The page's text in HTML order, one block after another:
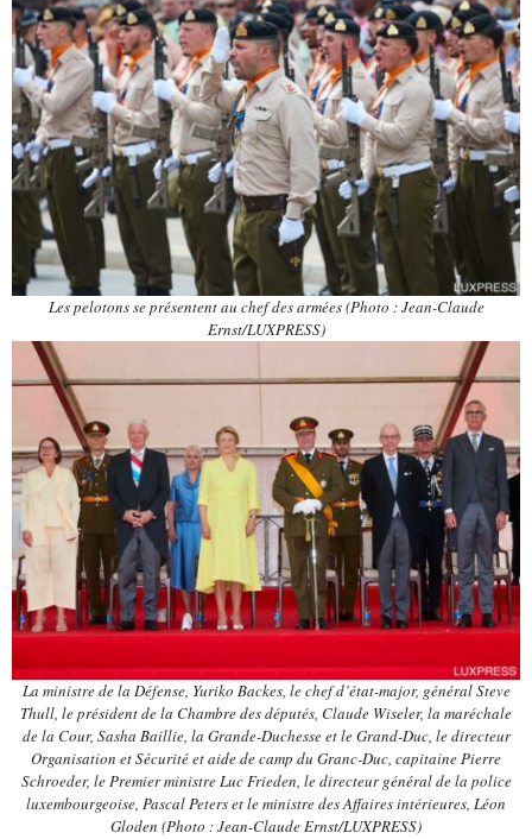
Les pelotons se présentent au chef des armées (Photo : Jean-Claude
Ernst/LUXPRESS)
La ministre de la Défense, Yuriko Backes, le chef d’état-major, général Steve
Thull, le président de la Chambre des députés, Claude Wiseler, la maréchale
de la Cour, Sasha Baillie, la Grande-Duchesse et le Grand-Duc, le directeur
Organisation et Sécurité et aide de camp du Granc-Duc, capitaine Pierre
Schroeder, le Premier ministre Luc Frieden, le directeur général de la police
luxembourgeoise, Pascal Peterset le ministre des Affaires intérieures, Léon
Gloden (Photo : Jean-Claude Ernst/LUXPRESS)